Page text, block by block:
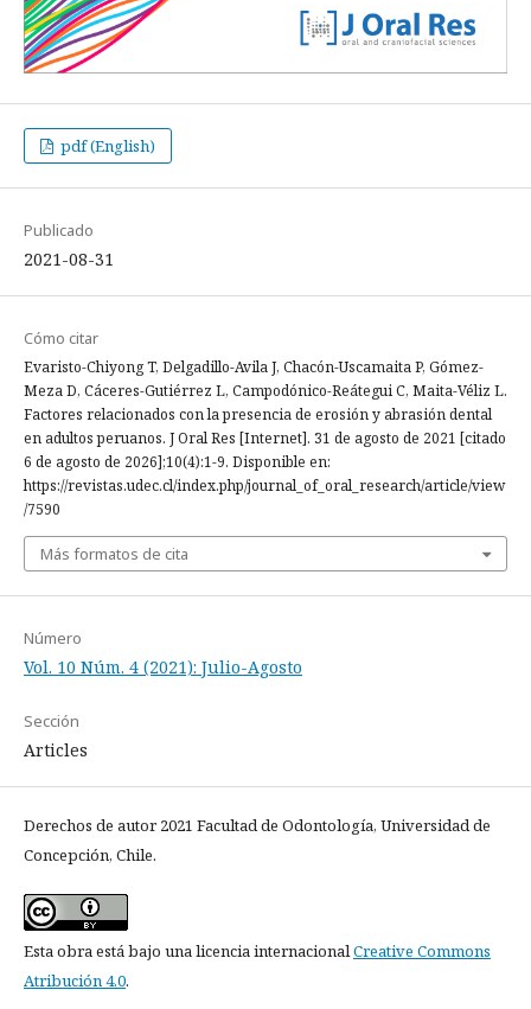
pdf (English)
Publicado
2021-08-31
Cómo citar
Evaristo-Chiyong T, Delgadillo-Avila J, Chacón-Uscamaita P, Gómez-
Meza D, Cáceres-Gutiérrez L, Campodónico-Reátegui C, Maita-Véliz L.
Factores relacionados con la presencia de erosión y abrasión dental
en adultos peruanos. J Oral Res [Internet]. 31 de agosto de 2021 [citado
6 de agosto de 2026];10(4):1-9. Disponible en:
https://revistas.udec.cl/index.php/journal_of_oral_research/article/view
/7590
Más formatos de cita
Número
Vol. 10 Núm. 4 (2021): Julio-Agosto
Sección
Articles
Derechos de autor 2021 Facultad de Odontología, Universidad de
Concepción, Chile.
Esta obra está bajo una licencia internacional Creative Commons
Atribución 4.0.